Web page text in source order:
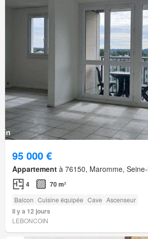
95 000 €
Appartement à 76150, Maromme,
4 70 m²
Balcon Cuisine équipée Cave Ascenseur
Il y a 12 jours
LEBONCOIN